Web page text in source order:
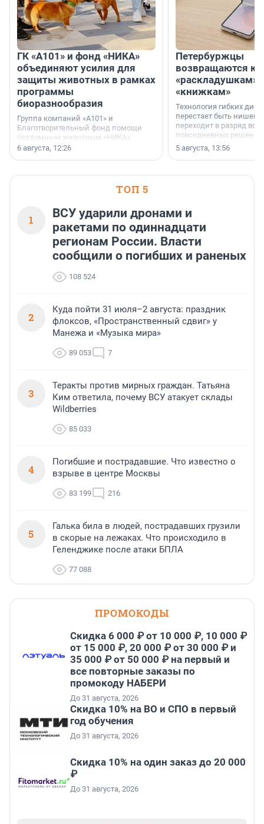
ГК «А101» и фонд «НИКА»
объединяют усилия для
защиты животных в рамках
программы
биоразнообразия
Группа компаний «А101» и
Благотворительный фонд помощи
бездомным животным «НИКА»
заключили соглашение о
6 августа, 12:26
Петербуржцы
возвращаются к
«раскладушкам»
«книжкам»
Технология гибких
перестает быть
переходит в разряд
повседневных
5 августа, 13:56
ТОП 5
1
ВСУ ударили дронами и
ракетами по одиннадцати
регионам России. Власти
сообщили о погибших и раненых
108 524
2
Куда пойти 31 июля–2 августа: праздник
флоксов, «Пространственный сдвиг» у
Манежа и «Музыка мира»
89 053 7
3
Теракты против мирных граждан. Татьяна
Ким ответила, почему ВСУ атакует склады
Wildberries
85 033
4
Погибшие и пострадавшие. Что известно о
взрыве в центре Москвы
83 199 216
5
Галька била в людей, пострадавших грузили
в скорые на лежаках. Что происходило в
Геленджике после атаки БПЛА
77 088
ПРОМОКОДЫ
Скидка 6 000 ₽ от 10 000 ₽, 10 000 ₽
от 15 000 ₽, 20 000 ₽ от 30 000 ₽ и
35 000 ₽ от 50 000 ₽ на первый и
все повторные заказы по
промокоду НАБЕРИ
До 31 августа, 2026
Скидка 10% на ВО и СПО в первый
год обучения
До 31 августа, 2026
Скидка 10% на один заказ до 20 000
₽
До 31 августа, 2026